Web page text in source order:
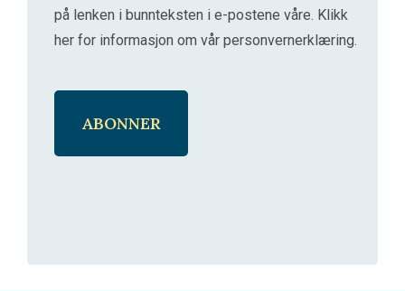
på lenken i bunnteksten i e-postene våre. Klikk
her for informasjon om vår personvernerklæring.